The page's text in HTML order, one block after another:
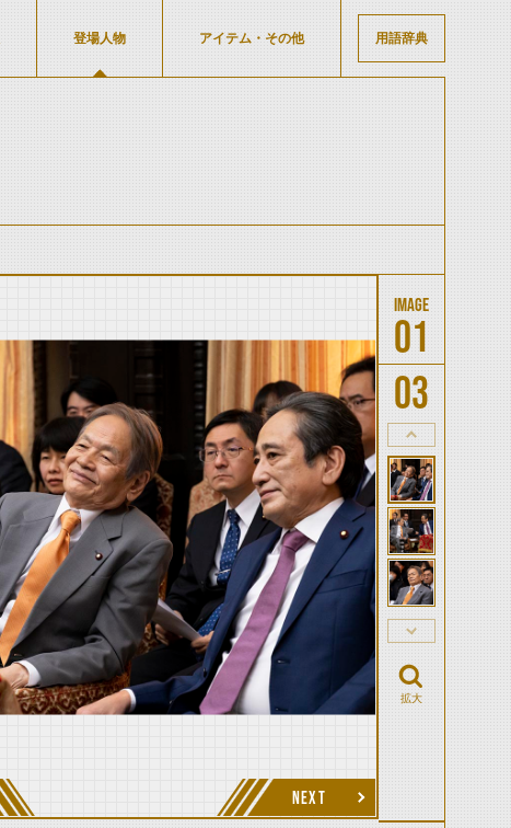
登場人物 アイテム・その他 用語辞典
NEXT
01
03
拡大